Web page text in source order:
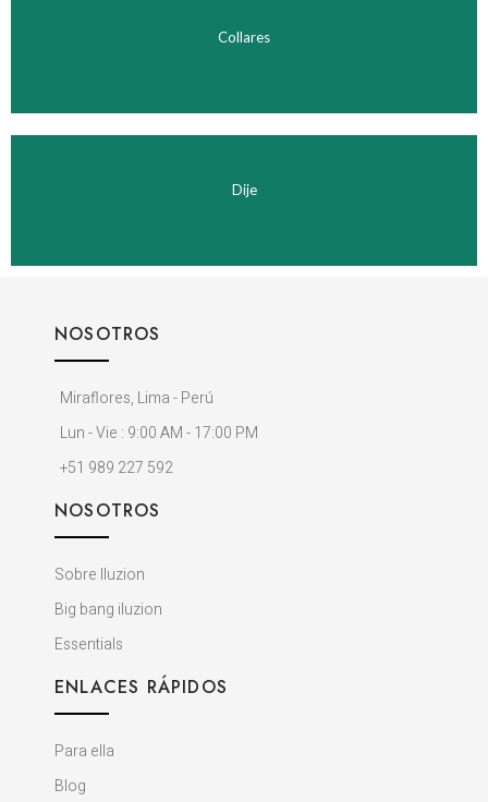
Collares
Dije
NOSOTROS
Miraflores, Lima - Perú
Lun - Vie : 9:00 AM - 17:00 PM
+51 989 227 592
NOSOTROS
Sobre Iluzion
Big bang iluzion
Essentials
ENLACES RÁPIDOS
Para ella
Blog